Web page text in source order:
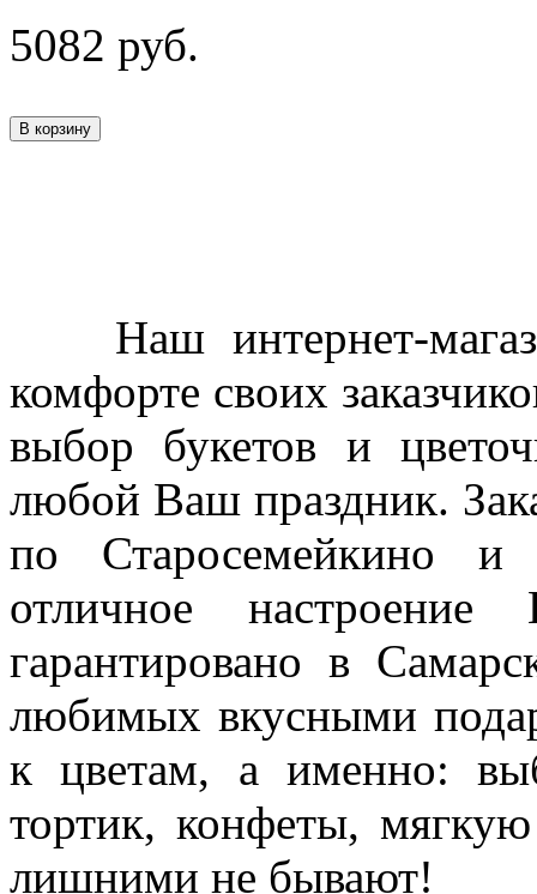
5082 руб.
Наш интернет-
комфорте своих
выбор букетов и
любой Ваш праздник.
по Старосемейкино и
отличное
гарантировано в
любимых вкусными
к цветам, а именно:
тортик, конфеты,
лишними не бывают!